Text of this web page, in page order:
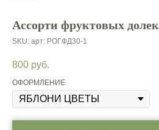
Ассорти фруктовых долек
SKU: арт: РОГФД30-1
800 руб.
ОФОРМЛЕНИЕ